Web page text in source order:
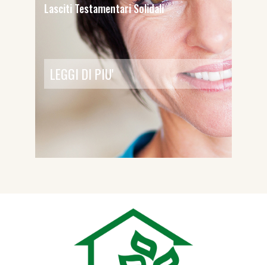
Lasciti Testamentari Solidali
LEGGI DI PIU'